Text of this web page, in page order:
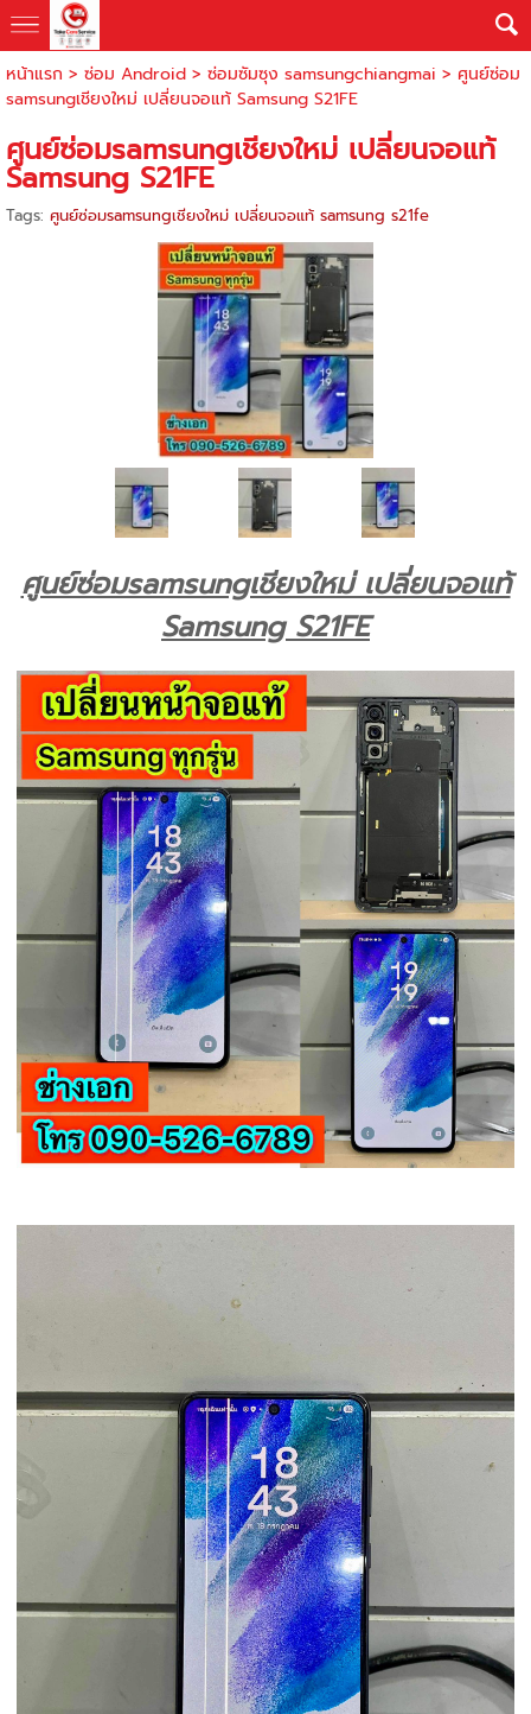
หน้าแรก > ซ่อม Android> ซ่อมซัมซุง samsungchiangmai > ศูนย์ซ่อม
samsungเชียงใหม่ เปลี่ยนจอแท้ Samsung S21FE
ศูนย์ซ่อมsamsungเชียงใหม่ เปลี่ยนจอแท้
Samsung S21FE
Tags: ศูนย์ซ่อมsamsungเชียงใหม่ เปลี่ยนจอแท้ samsung s21fe
ศูนย์ซ่อมsamsungเชียงใหม่ เปลี่ยนจอแท้
Samsung S21FE